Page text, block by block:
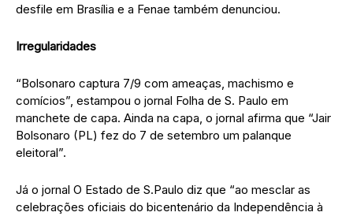
desfile em Brasília e a Fenae também denunciou.
Irregularidades
“Bolsonaro captura 7/9 com ameaças, machismo e
comícios”, estampou o jornal Folha de S. Paulo em
manchete de capa. Ainda na capa, o jornal afirma que “Jair
Bolsonaro (PL) fez do 7 de setembro um palanque
eleitoral”.
Já o jornal O Estado de S.Paulo diz que “ao mesclar as
celebrações oficiais do bicentenário da Independência à